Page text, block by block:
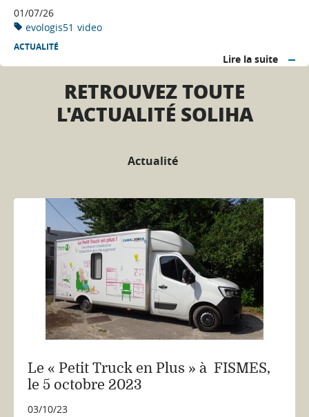
01/07/26
evologis51 video
ACTUALITÉ
Lire la suite
RETROUVEZ TOUTE
L'ACTUALITÉ SOLIHA
Actualité
Le « Petit Truck en Plus » à FISMES,
le 5 octobre 2023
03/10/23